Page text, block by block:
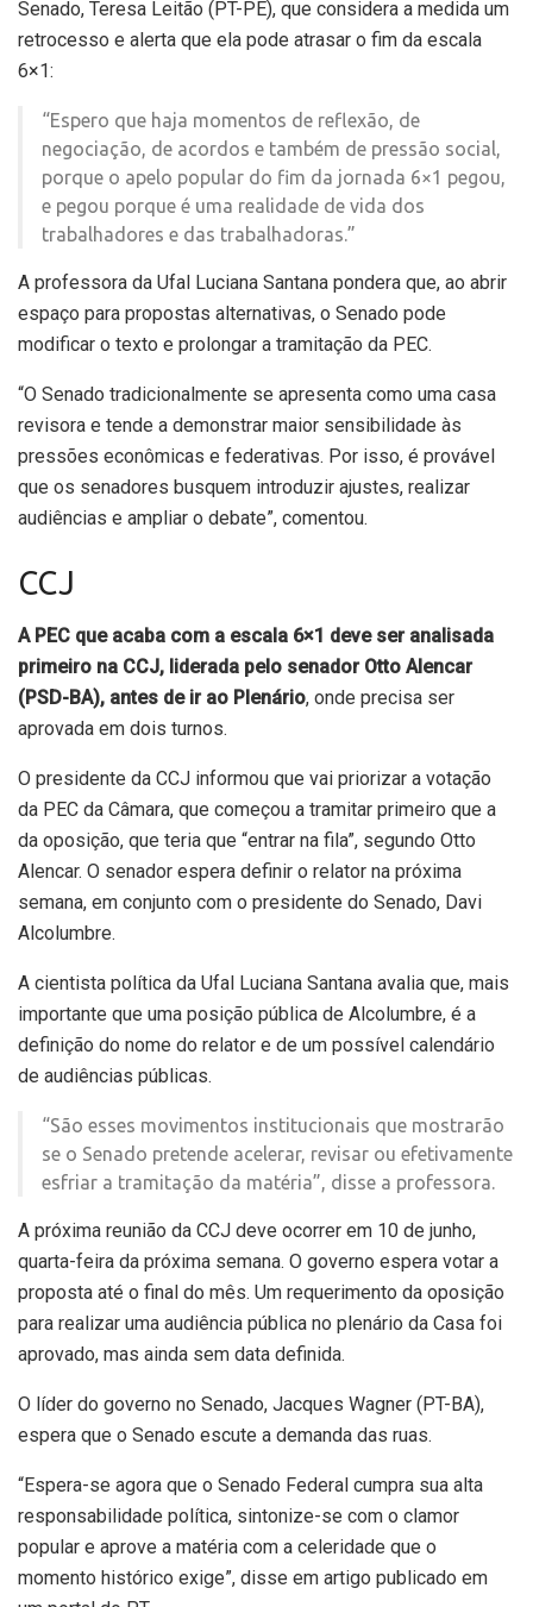
Senado, Teresa Leitão (PT-PE), que considera a medida um
retrocesso e alerta que ela pode atrasar o fim da escala
6×1:
“Espero que haja momentos de reflexão, de
negociação, de acordos e também de pressão social,
porque o apelo popular do fim da jornada 6×1 pegou,
e pegou porque é uma realidade de vida dos
trabalhadores e das trabalhadoras.”
A professora da Ufal Luciana Santana pondera que, ao abrir
espaço para propostas alternativas, o Senado pode
modificar o texto e prolongar a tramitação da PEC.
“O Senado tradicionalmente se apresenta como uma casa
revisora e tende a demonstrar maior sensibilidade às
pressões econômicas e federativas. Por isso, é provável
que os senadores busquem introduzir ajustes, realizar
audiências e ampliar o debate”, comentou.
CCJ
A PEC que acaba com a escala 6×1 deve ser analisada
primeiro na CCJ, liderada pelo senador Otto Alencar
(PSD-BA), antes de ir ao Plenário, onde precisa ser
aprovada em dois turnos.
O presidente da CCJ informou que vai priorizar a votação
da PEC da Câmara, que começou a tramitar primeiro que a
da oposição, que teria que “entrar na fila”, segundo Otto
Alencar. O senador espera definir o relator na próxima
semana, em conjunto com o presidente do Senado, Davi
Alcolumbre.
A cientista política da Ufal Luciana Santana avalia que, mais
importante que uma posição pública de Alcolumbre, é a
definição do nome do relator e de um possível calendário
de audiências públicas.
“São esses movimentos institucionais que mostrarão
se o Senado pretende acelerar, revisar ou efetivamente
esfriar a tramitação da matéria”, disse a professora.
A próxima reunião da CCJ deve ocorrer em 10 de junho,
quarta-feira da próxima semana. O governo espera votar a
proposta até o final do mês. Um requerimento da oposição
para realizar uma audiência pública no plenário da Casa foi
aprovado, mas ainda sem data definida.
O líder do governo no Senado, Jacques Wagner (PT-BA),
espera que o Senado escute a demanda das ruas.
“Espera-se agora que o Senado Federal cumpra sua alta
responsabilidade política, sintonize-se com o clamor
popular e aprove a matéria com a celeridade que o
momento histórico exige”, disse em artigo publicado em